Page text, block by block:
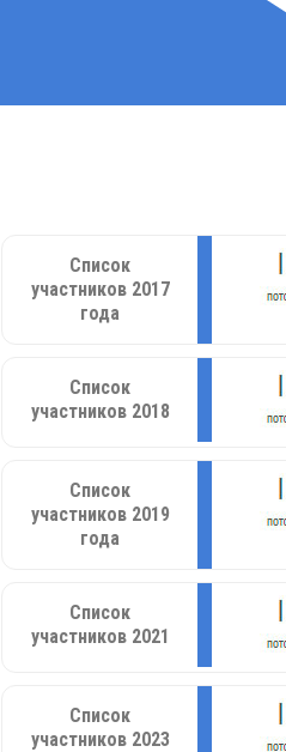
Список
участников 2017
года
Список
участников 2018
Список
участников 2019
года
Список
участников 2021
Список
участников 2023